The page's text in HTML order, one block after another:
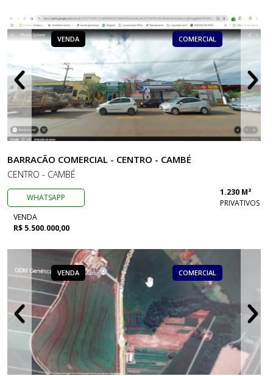
VENDA COMERCIAL
BARRACÃO COMERCIAL - CENTRO - CAMBÉ
CENTRO - CAMBÉ
WHATSAPP
1.230 M²
PRIVATIVOS
VENDA
R$ 5.500.000,00
VENDA COMERCIAL